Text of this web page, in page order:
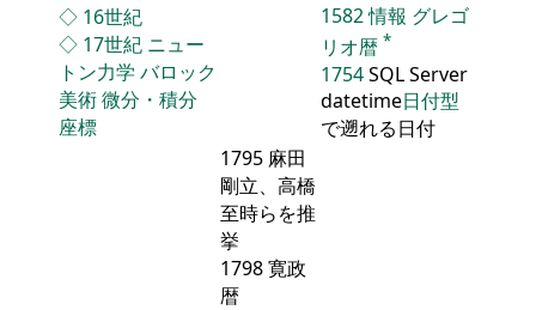
◇ 16世紀
◇ 17世紀 ニュー
トン力学 バロック
美術微分・積分
座標
1582情報 グレゴ
リオ暦 *
1754SQL Server
datetime日付型
で遡れる日付
1795 麻田
剛立、高橋
至時らを推
挙
1798 寛政
暦